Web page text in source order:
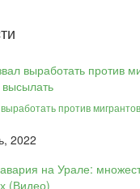
против
2022